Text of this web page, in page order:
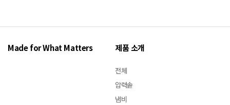
Made for What Matters 제품 소개
전체
압력솥
냄비